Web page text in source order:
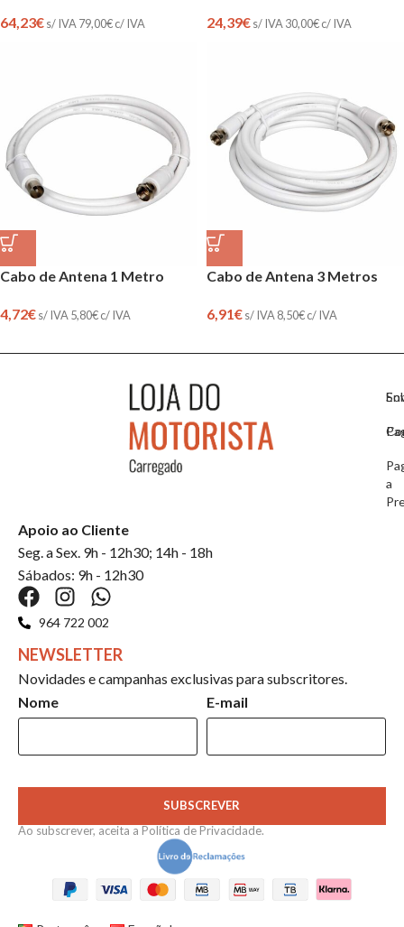
64,23€s/ IVA 79,00€c/ IVA 24,39€s/ IVA 30,00€c/ IVA
Cabo de Antena 1 Metro
4,72€s/ IVA 5,80€c/ IVA
Cabo de Antena 3 Metros
6,91€s/ IVA 8,50€c/ IVA
a
Apoio ao Cliente
Seg. a Sex. 9h - 12h30; 14h - 18h
Sábados: 9h - 12h30
964 722 002
NEWSLETTER
Novidades e campanhas exclusivas para subscritores.
Nome
E-mail
SUBSCREVER
Ao subscrever, aceita a Política de Privacidade.